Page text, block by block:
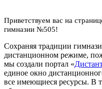
Приветствуем вас на
гимназии №505!
Сохраняя традиции
дистанционном режиме,
мы создали портал «
единое окно
все имеющиеся ресурсы. В